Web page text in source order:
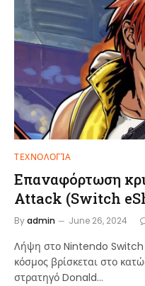
ΤΕΧΝΟΛΟΓΊΑ
Επαναφόρτωση
Attack (Switch
Byadmin June 26, 2024
Λήψη στο Nintendo
κόσμος βρίσκεται στο
στρατηγό Donald…